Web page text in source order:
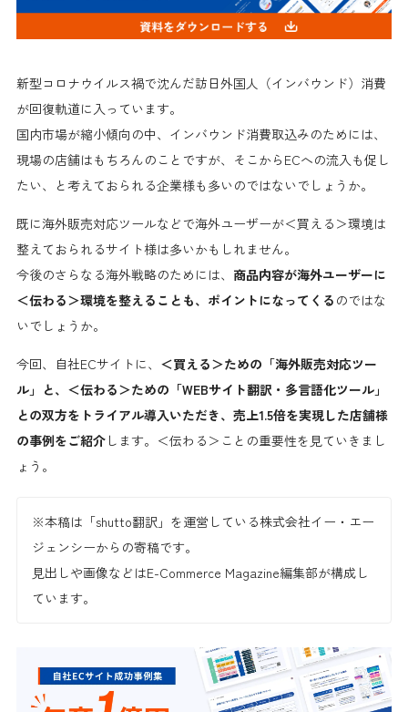
新型コロナウイルス禍で沈んだ訪日外国人（インバウンド）消費
が回復軌道に入っています。
国内市場が縮小傾向の中、インバウンド消費取込みのためには、
現場の店舗はもちろんのことですが、そこからECへの流入も促し
たい、と考えておられる企業様も多いのではないでしょうか。
既に海外販売対応ツールなどで海外ユーザーが＜買える＞環境は
整えておられるサイト様は多いかもしれません。
今後のさらなる海外戦略のためには、 商品内容が海外ユーザーに
＜伝わる＞環境を整えることも、ポイントになってくる のではな
いでしょうか。
今回、自社ECサイトに、 ＜買える＞ための「海外販売対応ツー
ル」と、＜伝わる＞ための「WEBサイト翻訳・多言語化ツール」
との双方をトライアル導入いただき、売上1.5倍を実現した店舗様
の事例をご紹介します。＜伝わる＞ことの重要性を見ていきまし
ょう。
※本稿は「shutto翻訳」を運営している株式会社イー・エー
ジェンシーからの寄稿です。
見出しや画像などはE-Commerce Magazine編集部が構成し
ています。